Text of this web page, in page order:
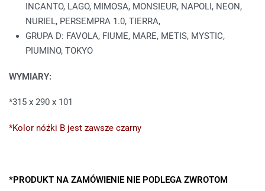
INCANTO, LAGO, MIMOSA, MONSIEUR, NAPOLI, NEON,
NURIEL, PERSEMPRA 1.0, TIERRA,
GRUPA D: FAVOLA, FIUME, MARE, METIS, MYSTIC,
PIUMINO, TOKYO
WYMIARY:
*315 x 290 x 101
*Kolor nóżki B jest zawsze czarny
*PRODUKT NA ZAMÓWIENIE NIE PODLEGA ZWROTOM